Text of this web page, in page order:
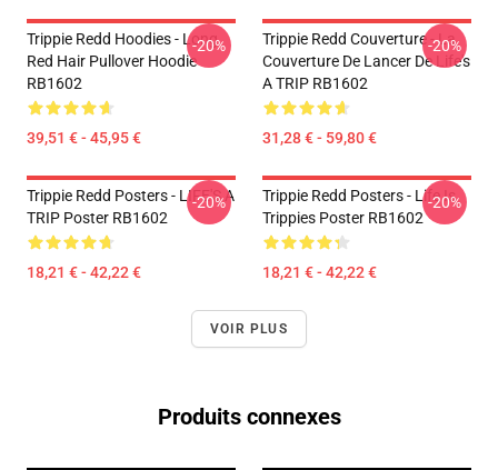
Trippie Redd Hoodies - Long
Red Hair Pullover Hoodie
RB1602
39,51 € - 45,95 €
-20%
Trippie Redd Couverture - La
Couverture De Lancer De Life's
A TRIP RB1602
31,28 € - 59,80 €
-20%
Trippie Redd Posters - LIFE'S A
TRIP Poster RB1602
18,21 € - 42,22 €
-20%
Trippie Redd Posters - Life Is
Trippies Poster RB1602
18,21 € - 42,22 €
-20%
VOIR PLUS
Produits connexes